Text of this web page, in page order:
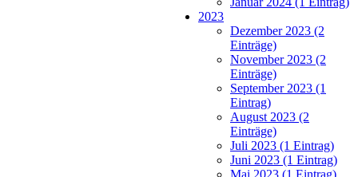
2023
Dezember 2023 (2
Einträge)
November 2023 (2
Einträge)
September 2023 (1
Eintrag)
August 2023 (2
Einträge)
Juli 2023 (1 Eintrag)
Juni 2023 (1 Eintrag)
Mai 2023 (1 Eintrag)